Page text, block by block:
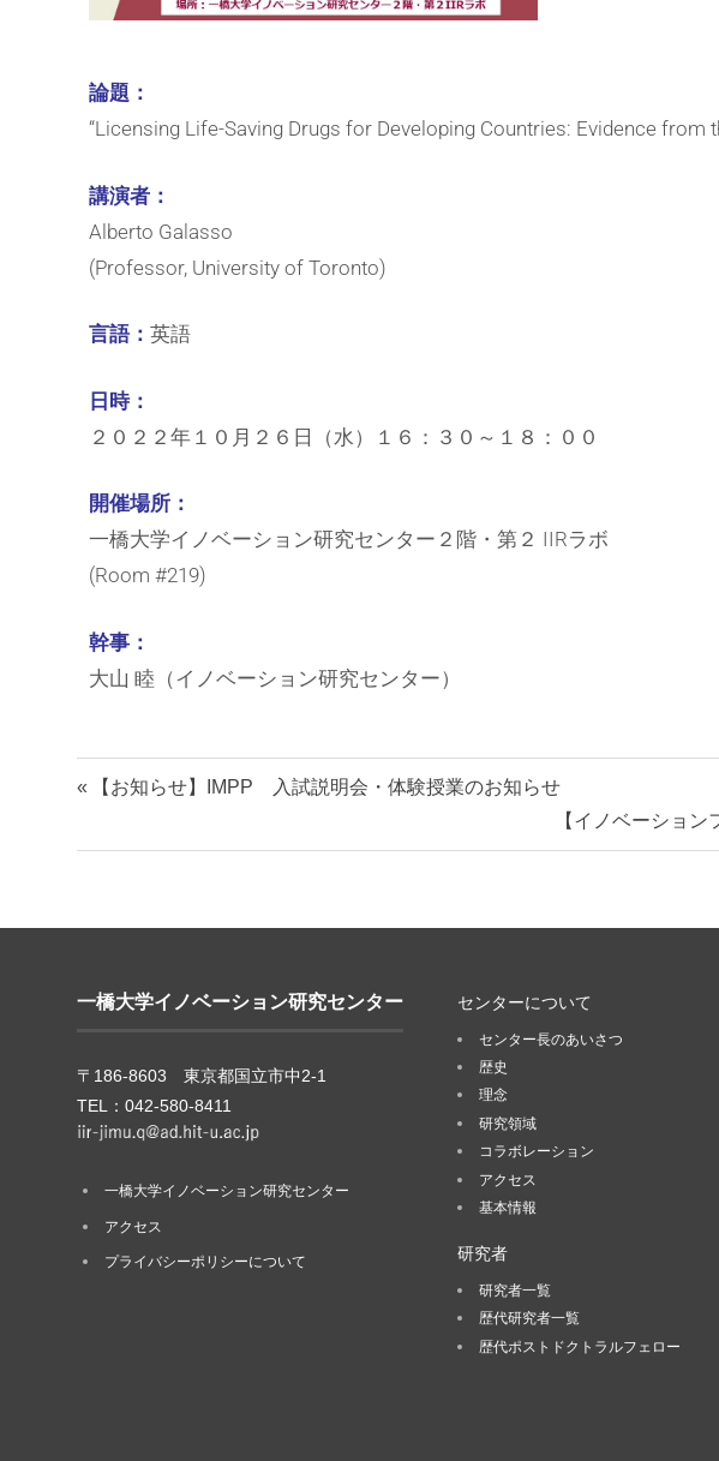
論題：
“Licensing Life-Saving Drugs for Developing Countries: Evidence from
講演者：
Alberto Galasso
(Professor, University of Toronto)
言語： 英語
日時：
２０２２年１０月２６日（水）１６：３０～１８：００
開催場所：
一橋大学イノベーション研究センター２階・第２ IIRラボ
(Room #219)
幹事：
大山 睦（イノベーション研究センター）
【お知らせ】IMPP 入試説明会・体験授業のお知らせ
【イノベーショ
一橋大学イノベーション研究センター
〒186-8603 東京都国立市中2-1
TEL：042-580-8411
一橋大学イノベーション研究センター
アクセス
プライバシーポリシーについて
センターについて
センター長のあいさつ
歴史
理念
研究領域
コラボレーション
アクセス
基本情報
研究者
研究者一覧
歴代研究者一覧
歴代ポストドクトラルフェロー